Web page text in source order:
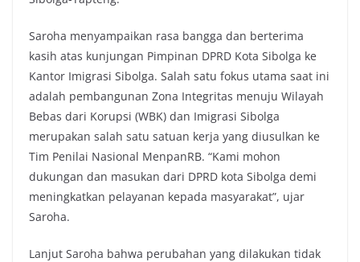
Saroha menyampaikan rasa bangga dan berterima
kasih atas kunjungan Pimpinan DPRD Kota Sibolga ke
Kantor Imigrasi Sibolga. Salah satu fokus utama saat ini
adalah pembangunan Zona Integritas menuju Wilayah
Bebas dari Korupsi (WBK) dan Imigrasi Sibolga
merupakan salah satu satuan kerja yang diusulkan ke
Tim Penilai Nasional MenpanRB. “Kami mohon
dukungan dan masukan dari DPRD kota Sibolga demi
meningkatkan pelayanan kepada masyarakat”, ujar
Saroha.
Lanjut Saroha bahwa perubahan yang dilakukan tidak